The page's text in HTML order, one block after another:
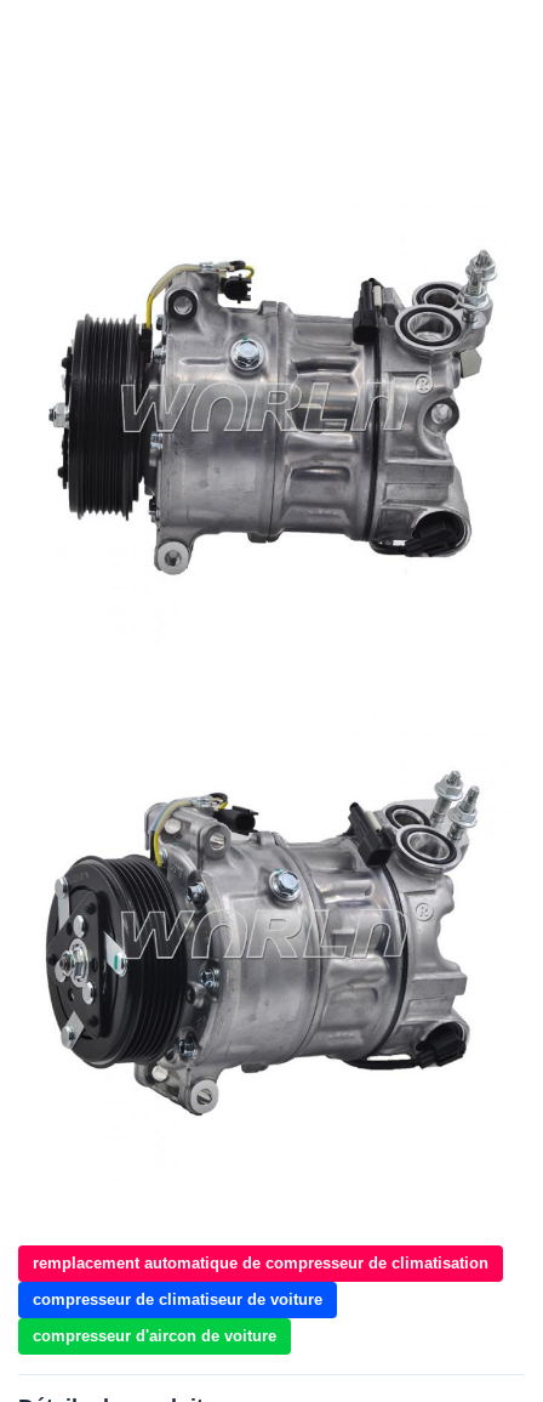
remplacement automatique de compresseur de climatisation
compresseur de climatiseur de voiture
compresseur d'aircon de voiture